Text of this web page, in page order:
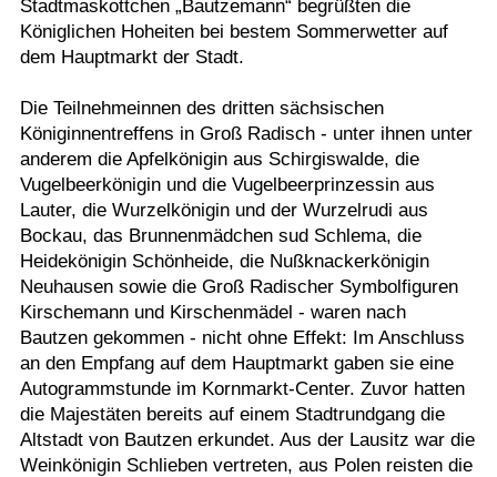
Termine
Kostenlos
Stadtmaskottchen „Bautzemann“ begrüßten die
Königlichen Hoheiten bei bestem Sommerwetter auf
dem Hauptmarkt der Stadt.
Die Teilnehmeinnen des dritten sächsischen
Königinnentreffens in Groß Radisch - unter ihnen unter
anderem die Apfelkönigin aus Schirgiswalde, die
Vugelbeerkönigin und die Vugelbeerprinzessin aus
Lauter, die Wurzelkönigin und der Wurzelrudi aus
Bockau, das Brunnenmädchen sud Schlema, die
Heidekönigin Schönheide, die Nußknackerkönigin
Neuhausen sowie die Groß Radischer Symbolfiguren
Kirschemann und Kirschenmädel - waren nach
Bautzen gekommen - nicht ohne Effekt: Im Anschluss
an den Empfang auf dem Hauptmarkt gaben sie eine
Autogrammstunde im Kornmarkt-Center. Zuvor hatten
die Majestäten bereits auf einem Stadtrundgang die
Altstadt von Bautzen erkundet. Aus der Lausitz war die
Weinkönigin Schlieben vertreten, aus Polen reisten die